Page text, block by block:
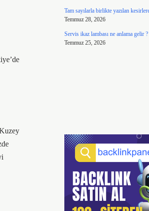
Tam sayılarla birlikte yazılan
Temmuz 28, 2026
Servis ikaz lambası ne anlama gelir ?
Temmuz 25, 2026